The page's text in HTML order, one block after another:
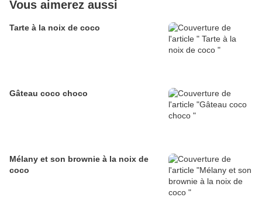
Vous aimerez aussi
Tarte à la noix de coco
Gâteau coco choco
Mélany et son brownie à la noix de
coco